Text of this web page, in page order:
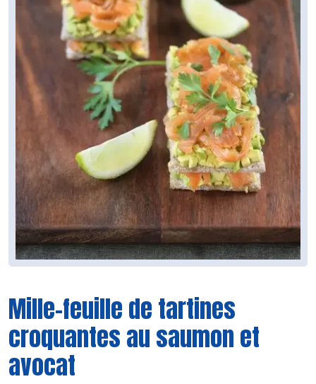
Mille-feuille de tartines
croquantes au saumon et
avocat